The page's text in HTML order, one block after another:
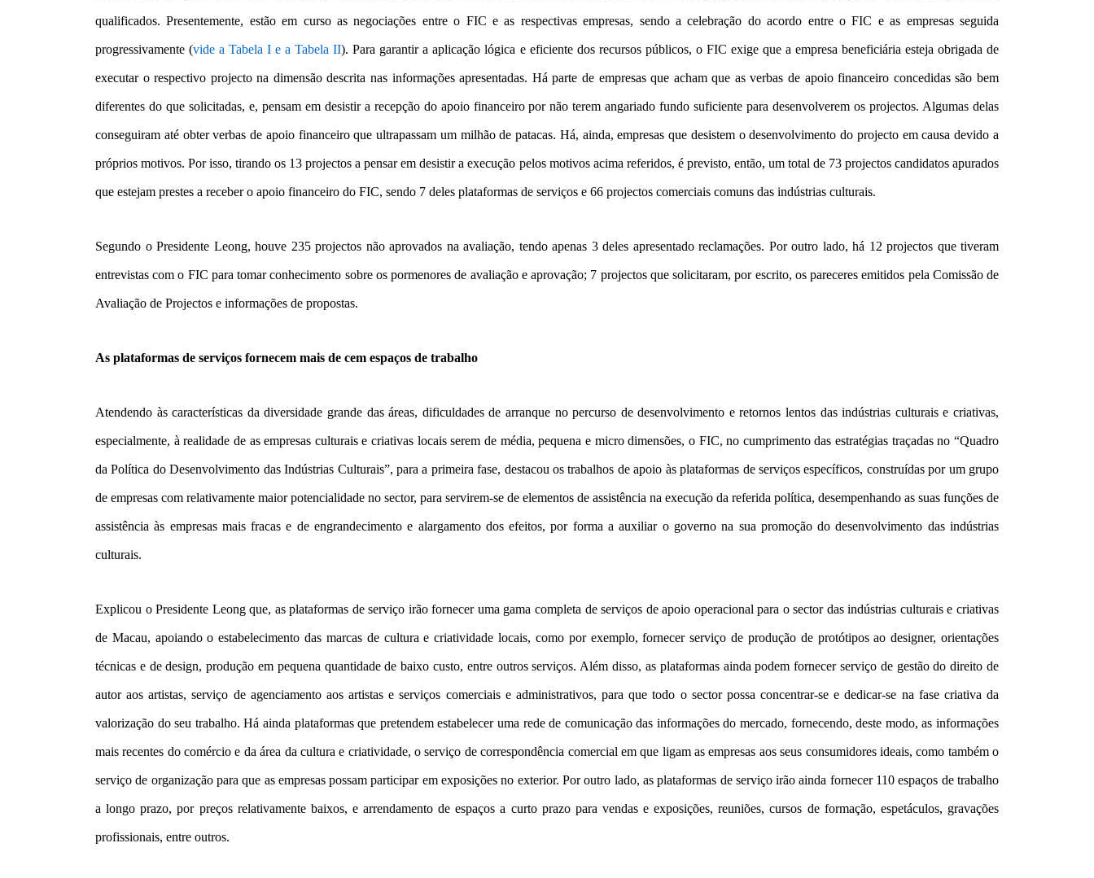
qualificados. Presentemente, estão em curso as negociações entre o FIC e as respectivas empresas, sendo a celebração do acordo entre o FIC e as empresas seguida
progressivamente (vide a Tabela I e a Tabela II). Para garantir a aplicação lógica e eficiente dos recursos públicos, o FIC exige que a empresa beneficiária esteja obrigada de
executar o respectivo projecto na dimensão descrita nas informações apresentadas. Há parte de empresas que acham que as verbas de apoio financeiro concedidas são bem
diferentes do que solicitadas, e, pensam em desistir a recepção do apoio financeiro por não terem angariado fundo suficiente para desenvolverem os projectos. Algumas delas
conseguiram até obter verbas de apoio financeiro que ultrapassam um milhão de patacas. Há, ainda, empresas que desistem o desenvolvimento do projecto em causa devido a
próprios motivos. Por isso, tirando os 13 projectos a pensar em desistir a execução pelos motivos acima referidos, é previsto, então, um total de 73 projectos candidatos apurados
que estejam prestes a receber o apoio financeiro do FIC, sendo 7 deles plataformas de serviços e 66 projectos comerciais comuns das indústrias culturais.
Segundo o Presidente Leong, houve 235 projectos não aprovados na avaliação, tendo apenas 3 deles apresentado reclamações. Por outro lado, há 12 projectos que tiveram
entrevistas com o FIC para tomar conhecimento sobre os pormenores de avaliação e aprovação; 7 projectos que solicitaram, por escrito, os pareceres emitidos pela Comissão de
Avaliação de Projectos e informações de propostas.
As plataformas de serviços fornecem mais de cem espaços de trabalho
Atendendo às características da diversidade grande das áreas, dificuldades de arranque no percurso de desenvolvimento e retornos lentos das indústrias culturais e criativas,
especialmente, à realidade de as empresas culturais e criativas locais serem de média, pequena e micro dimensões, o FIC, no cumprimento das estratégias traçadas no “Quadro
da Política do Desenvolvimento das Indústrias Culturais”, para a primeira fase, destacou os trabalhos de apoio às plataformas de serviços específicos, construídas por um grupo
de empresas com relativamente maior potencialidade no sector, para servirem-se de elementos de assistência na execução da referida política, desempenhando as suas funções de
assistência às empresas mais fracas e de engrandecimento e alargamento dos efeitos, por forma a auxiliar o governo na sua promoção do desenvolvimento das indústrias
culturais.
Explicou o Presidente Leong que, as plataformas de serviço irão fornecer uma gama completa de serviços de apoio operacional para o sector das indústrias culturais e criativas
de Macau, apoiando o estabelecimento das marcas de cultura e criatividade locais, como por exemplo, fornecer serviço de produção de protótipos ao designer, orientações
técnicas e de design, produção em pequena quantidade de baixo custo, entre outros serviços. Além disso, as plataformas ainda podem fornecer serviço de gestão do direito de
autor aos artistas, serviço de agenciamento aos artistas e serviços comerciais e administrativos, para que todo o sector possa concentrar-se e dedicar-se na fase criativa da
valorização do seu trabalho. Há ainda plataformas que pretendem estabelecer uma rede de comunicação das informações do mercado, fornecendo, deste modo, as informações
mais recentes do comércio e da área da cultura e criatividade, o serviço de correspondência comercial em que ligam as empresas aos seus consumidores ideais, como também o
serviço de organização para que as empresas possam participar em exposições no exterior. Por outro lado, as plataformas de serviço irão ainda fornecer 110 espaços de trabalho
a longo prazo, por preços relativamente baixos, e arrendamento de espaços a curto prazo para vendas e exposições, reuniões, cursos de formação, espetáculos, gravações
profissionais, entre outros.